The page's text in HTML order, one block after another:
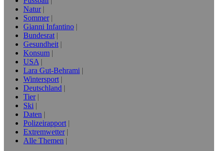
Natur
Sommer
Gianni Infantino
Bundesrat
Gesundheit
Konsum
USA
Lara Gut-Behrami
Wintersport
Deutschland
Tier
Ski
Daten
Polizeirapport
Extremwetter
Alle Themen